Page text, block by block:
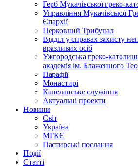
Герб Мукачівської греко-
Управління Мукачівської
Єпархії
Церковний Трибунал
Відділ у справах захисту
вразливих осіб
Ужгородська греко-
академія ім. Блаженного
Парафії
Монастирі
Капеланське служіння
Актуальні проекти
Новини
Світ
Україна
МГКЄ
Пастирські послання
Події
Статті